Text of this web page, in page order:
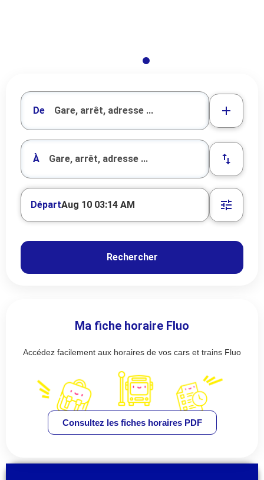
devant la gare ! L’objectif ? Développer
usagers du train de louer un vélo à assistance
électrique pendant 14 h consécutives.
Plus d'infos
De
À
DépartAug 10 03:14 AM
Rechercher
Ma fiche horaire Fluo
Accédez facilement aux horaires de vos cars et trains Fluo
Consultez les fiches horaires PDF